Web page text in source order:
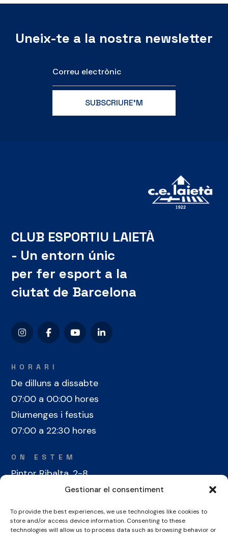
Gestionar el consentiment
To provide the best experiences, we use technologies like cookies to
store and/or access device information. Consenting to these
technologies will allow us to process data such as browsing behavior or
Uneix-te a la nostra newsletter
CLUB ESPORTIU LAIETÀ
- Un entorn únic
per fer esport a la
ciutat de Barcelona
HORARI
De dilluns a dissabte
07:00 a 00:00 hores
Diumenges i festius
07:00 a 22:30 hores
ON ESTEM
Pintor Ribalta, 2-8
08028 Barcelona
CONTACTE
+34 934 486 350